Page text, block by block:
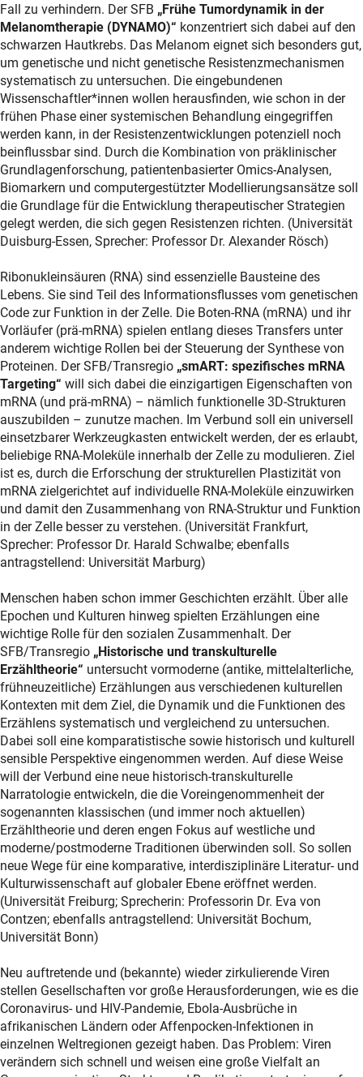
Fall zu verhindern. Der SFB „Frühe Tumordynamik in der
Melanomtherapie (DYNAMO)“ konzentriert sich dabei auf den
schwarzen Hautkrebs. Das Melanom eignet sich besonders gut,
um genetische und nicht genetische Resistenzmechanismen
systematisch zu untersuchen. Die eingebundenen
Wissenschaftler*innen wollen herausfinden, wie schon in der
frühen Phase einer systemischen Behandlung eingegriffen
werden kann, in der Resistenzentwicklungen potenziell noch
beinflussbar sind. Durch die Kombination von präklinischer
Grundlagenforschung, patientenbasierter Omics-Analysen,
Biomarkern und computergestützter Modellierungsansätze soll
die Grundlage für die Entwicklung therapeutischer Strategien
gelegt werden, die sich gegen Resistenzen richten. (Universität
Duisburg-Essen, Sprecher: Professor Dr. Alexander Rösch)
Ribonukleinsäuren (RNA) sind essenzielle Bausteine des
Lebens. Sie sind Teil des Informationsflusses vom genetischen
Code zur Funktion in der Zelle. Die Boten-RNA (mRNA) und ihr
Vorläufer (prä-mRNA) spielen entlang dieses Transfers unter
anderem wichtige Rollen bei der Steuerung der Synthese von
Proteinen. Der SFB/Transregio „smART: spezifisches mRNA
Targeting“ will sich dabei die einzigartigen Eigenschaften von
mRNA (und prä-mRNA) – nämlich funktionelle 3D-Strukturen
auszubilden – zunutze machen. Im Verbund soll ein universell
einsetzbarer Werkzeugkasten entwickelt werden, der es erlaubt,
beliebige RNA-Moleküle innerhalb der Zelle zu modulieren. Ziel
ist es, durch die Erforschung der strukturellen Plastizität von
mRNA zielgerichtet auf individuelle RNA-Moleküle einzuwirken
und damit den Zusammenhang von RNA-Struktur und Funktion
in der Zelle besser zu verstehen. (Universität Frankfurt,
Sprecher: Professor Dr. Harald Schwalbe; ebenfalls
antragstellend: Universität Marburg)
Menschen haben schon immer Geschichten erzählt. Über alle
Epochen und Kulturen hinweg spielten Erzählungen eine
wichtige Rolle für den sozialen Zusammenhalt. Der
SFB/Transregio „Historische und transkulturelle
Erzähltheorie“ untersucht vormoderne (antike, mittelalterliche,
frühneuzeitliche) Erzählungen aus verschiedenen kulturellen
Kontexten mit dem Ziel, die Dynamik und die Funktionen des
Erzählens systematisch und vergleichend zu untersuchen.
Dabei soll eine komparatistische sowie historisch und kulturell
sensible Perspektive eingenommen werden. Auf diese Weise
will der Verbund eine neue historisch-transkulturelle
Narratologie entwickeln, die die Voreingenommenheit der
sogenannten klassischen (und immer noch aktuellen)
Erzähltheorie und deren engen Fokus auf westliche und
moderne/postmoderne Traditionen überwinden soll. So sollen
neue Wege für eine komparative, interdisziplinäre Literatur- und
Kulturwissenschaft auf globaler Ebene eröffnet werden.
(Universität Freiburg; Sprecherin: Professorin Dr. Eva von
Contzen; ebenfalls antragstellend: Universität Bochum,
Universität Bonn)
Neu auftretende und (bekannte) wieder zirkulierende Viren
stellen Gesellschaften vor große Herausforderungen, wie es die
Coronavirus- und HIV-Pandemie, Ebola-Ausbrüche in
afrikanischen Ländern oder Affenpocken-Infektionen in
einzelnen Weltregionen gezeigt haben. Das Problem: Viren
verändern sich schnell und weisen eine große Vielfalt an